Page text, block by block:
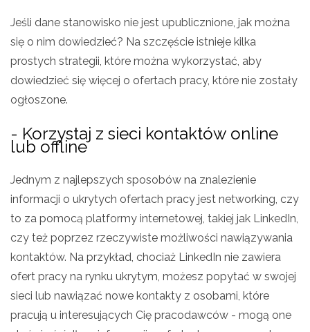
Jeśli dane stanowisko nie jest upublicznione, jak można
się o nim dowiedzieć? Na szczęście istnieje kilka
prostych strategii, które można wykorzystać, aby
dowiedzieć się więcej o ofertach pracy, które nie zostały
ogłoszone.
- Korzystaj z sieci kontaktów online
lub offline
Jednym z najlepszych sposobów na znalezienie
informacji o ukrytych ofertach pracy jest networking, czy
to za pomocą platformy internetowej, takiej jak LinkedIn,
czy też poprzez rzeczywiste możliwości nawiązywania
kontaktów. Na przykład, chociaż LinkedIn nie zawiera
ofert pracy na rynku ukrytym, możesz popytać w swojej
sieci lub nawiązać nowe kontakty z osobami, które
pracują u interesujących Cię pracodawców - mogą one